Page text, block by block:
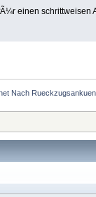
einen schrittweisen
Nach